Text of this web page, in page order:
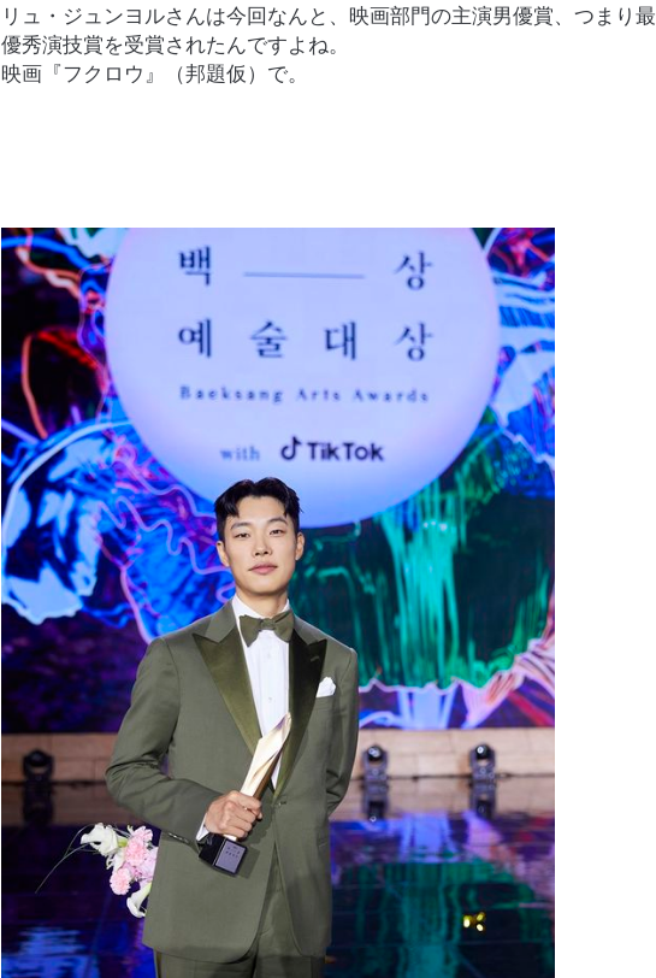
リュ・ジュンヨルさんは今回なんと、映画部門の主演男優賞、つまり最
優秀演技賞を受賞されたんですよね。
映画『フクロウ』（邦題仮）で。